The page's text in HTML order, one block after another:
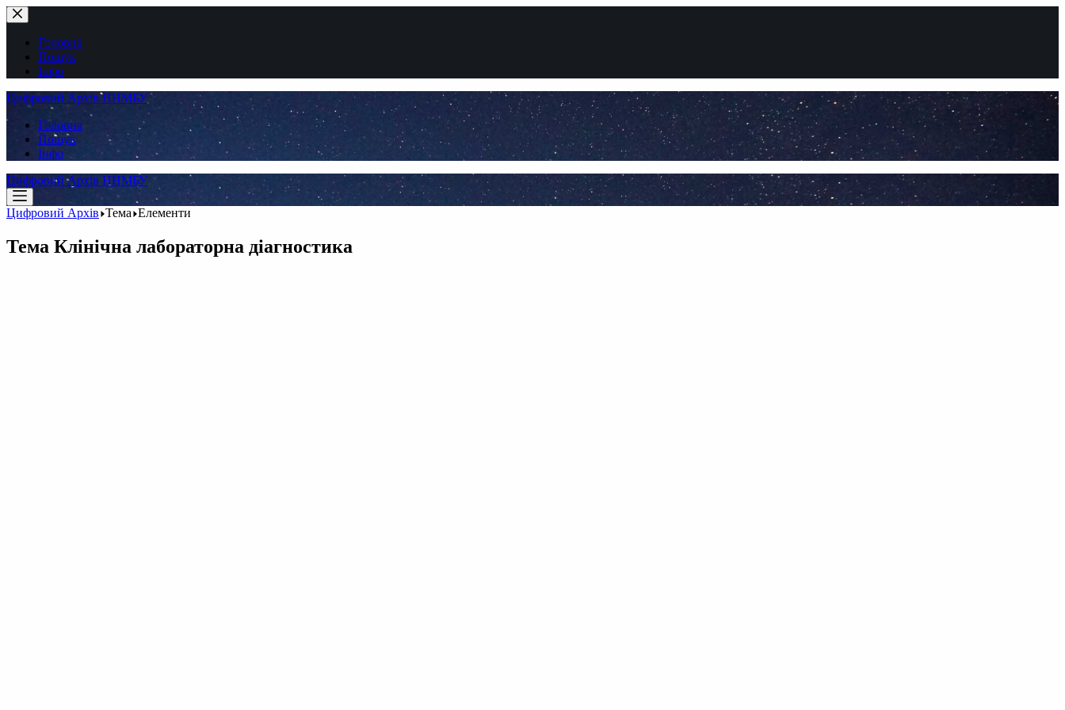
Перейти
до
вмістуГоловна
Пошук
Інфо
Цифровий Архів ННМБУ
Головна
Пошук
Інфо
Цифровий Архів ННМБУ
Цифровий Архів Тема Елементи
Тема Клінічна лабораторна діагностика